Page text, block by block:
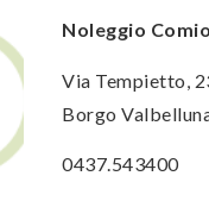
Noleggio
Via Tempietto,
Borgo
0437.543400